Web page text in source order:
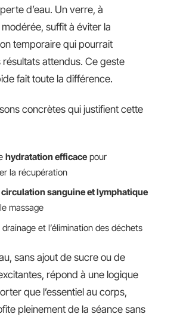
d’eau. Un verre, à
suffit à éviter la
temporaire qui pourrait
résultats attendus. Ce geste
fait toute la différence.
concrètes qui justifient cette
hydratation efficace pour
la récupération
circulation sanguine et lymphatique
massage
et l’élimination des déchets
sans ajout de sucre ou de
répond à une logique
que l’essentiel au corps,
pleinement de la séance sans